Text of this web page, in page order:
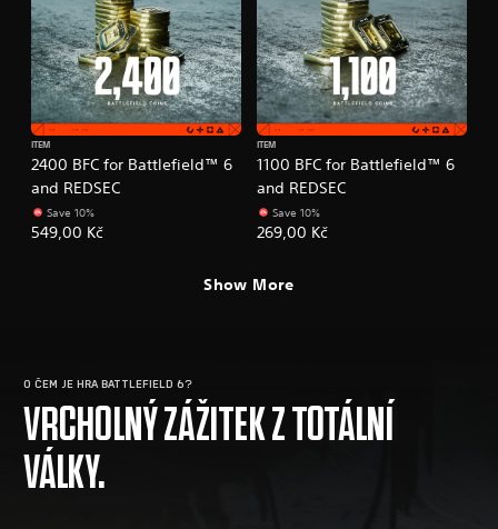
2400 BFC for Battlefield™ 6
and REDSEC
ITEM
Save 10%
549,00 Kč
1100 BFC for Battlefield™ 6
and REDSEC
ITEM
Save 10%
269,00 Kč
Show More
O ČEM JE HRA BATTLEFIELD 6?
VRCHOLNÝ ZÁŽITEK Z TOTÁLNÍ
VÁLKY.